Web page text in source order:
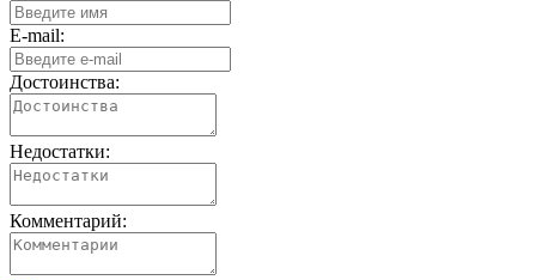
E-mail:
Достоинства:
Недостатки:
Комментарий: